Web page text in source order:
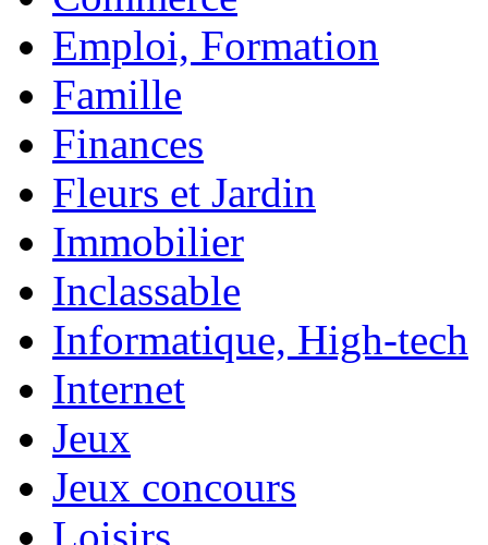
Emploi, Formation
Famille
Finances
Fleurs et Jardin
Immobilier
Inclassable
Informatique, High-tech
Internet
Jeux
Jeux concours